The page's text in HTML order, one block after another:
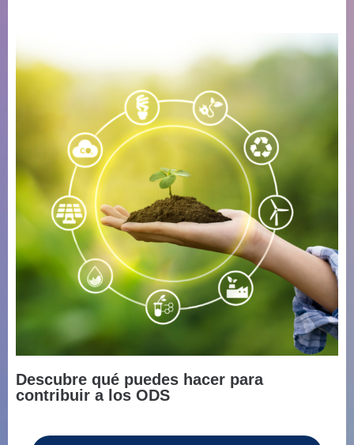
Descubre qué puedes hacer para
contribuir a los ODS